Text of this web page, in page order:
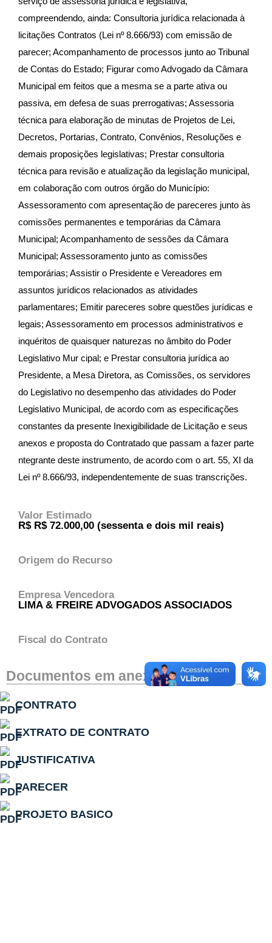
compreendendo, ainda: Consultoria jurídica relacionada à
licitações Contratos (Lei nº 8.666/93) com emissão de
parecer; Acompanhamento de processos junto ao Tribunal
de Contas do Estado; Figurar como Advogado da Câmara
Municipal em feitos que a mesma se a parte ativa ou
passiva, em defesa de suas prerrogativas; Assessoria
técnica para elaboração de minutas de Projetos de Lei,
Decretos, Portarias, Contrato, Convênios, Resoluções e
demais proposições legislativas; Prestar consultoria
técnica para revisão e atualização da legislação municipal,
em colaboração com outros órgão do Município:
Assessoramento com apresentação de pareceres junto às
comissões permanentes e temporárias da Câmara
Municipal; Acompanhamento de sessões da Câmara
Municipal; Assessoramento junto as comissões
temporárias; Assistir o Presidente e Vereadores em
assuntos jurídicos relacionados as atividades
parlamentares; Emitir pareceres sobre questões jurídicas e
legais; Assessoramento em processos administrativos e
inquéritos de quaisquer naturezas no âmbito do Poder
Legislativo Mur cipal; e Prestar consultoria jurídica ao
Presidente, a Mesa Diretora, as Comissões, os servidores
do Legislativo no desempenho das atividades do Poder
Legislativo Municipal, de acordo com as especificações
constantes da presente Inexigibilidade de Licitação e seus
anexos e proposta do Contratado que passam a fazer parte
ntegrante deste instrumento, de acordo com o art. 55, XI da
Lei nº 8.666/93, independentemente de suas transcrições.
Valor Estimado
R$ R$ 72.000,00 (sessenta e dois mil reais)
Origem do Recurso
Empresa Vencedora
LIMA & FREIRE ADVOGADOS ASSOCIADOS
Fiscal do Contrato
Documentos em anexo
CONTRATO
EXTRATO DE CONTRATO
JUSTIFICATIVA
PARECER
PROJETO BASICO